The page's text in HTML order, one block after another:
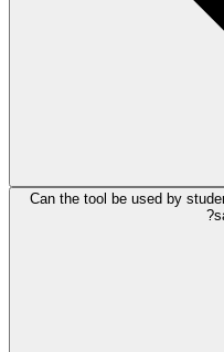
Can the tool be used by